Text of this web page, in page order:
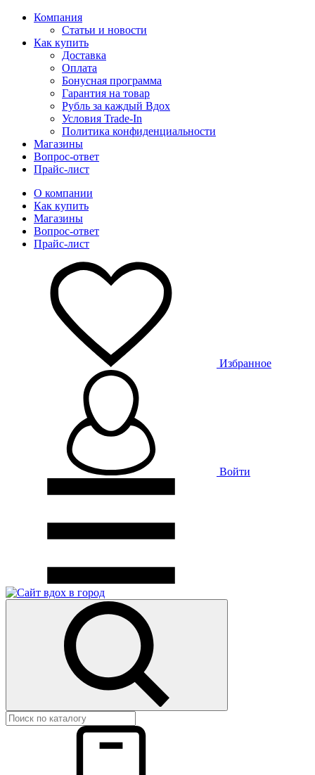
Компания
Статьи и новости
Как купить
Доставка
Оплата
Бонусная программа
Гарантия на товар
Рубль за каждый Вдох
Условия Trade-In
Политика конфиденциальности
Магазины
Вопрос-ответ
Прайс-лист
О компании
Как купить
Магазины
Вопрос-ответ
Прайс-лист
Избранное
Войти